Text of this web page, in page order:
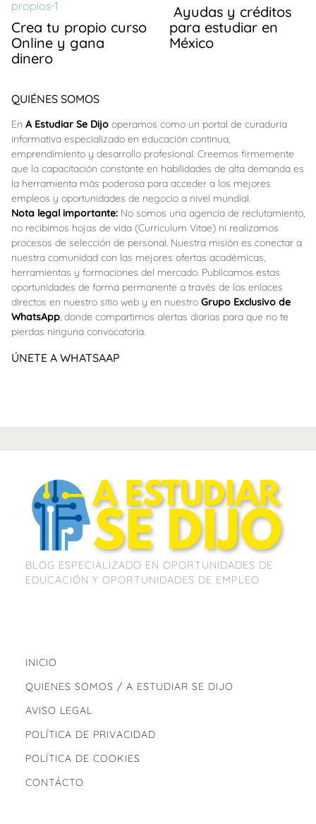
Crea tu propio curso
Online y gana
dinero
Ayudas y créditos
para estudiar en
México
QUIÉNES SOMOS
En A Estudiar Se Dijo operamos como un portal de curaduría
informativa especializado en educación continua,
emprendimiento y desarrollo profesional. Creemos firmemente
que la capacitación constante en habilidades de alta demanda es
la herramienta más poderosa para acceder a los mejores
empleos y oportunidades de negocio a nivel mundial.
Nota legal importante: No somos una agencia de reclutamiento,
no recibimos hojas de vida (Curriculum Vitae) ni realizamos
procesos de selección de personal. Nuestra misión es conectar a
nuestra comunidad con las mejores ofertas académicas,
herramientas y formaciones del mercado. Publicamos estas
oportunidades de forma permanente a través de los enlaces
directos en nuestro sitio web y en nuestro Grupo Exclusivo de
WhatsApp, donde compartimos alertas diarias para que no te
pierdas ninguna convocatoria.
ÚNETE A WHATSAAP
BLOG ESPECIALIZADO EN OPORTUNIDADES DE
EDUCACIÓN Y OPORTUNIDADES DE EMPLEO
INICIO
QUIENES SOMOS / A ESTUDIAR SE DIJO
AVISO LEGAL
POLÍTICA DE PRIVACIDAD
POLÍTICA DE COOKIES
CONTÁCTO